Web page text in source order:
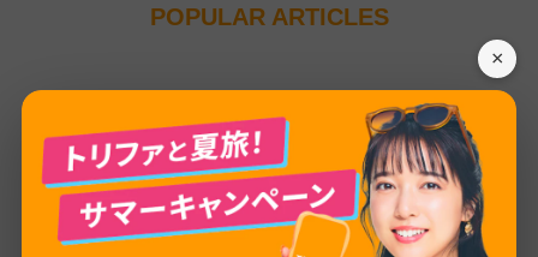
POPULAR ARTICLES
01 海外インターネット
海外eSIMとは？おすすめの
選び方・料金・設定方法を初
心者向けに徹底解説
2024.01.07
×